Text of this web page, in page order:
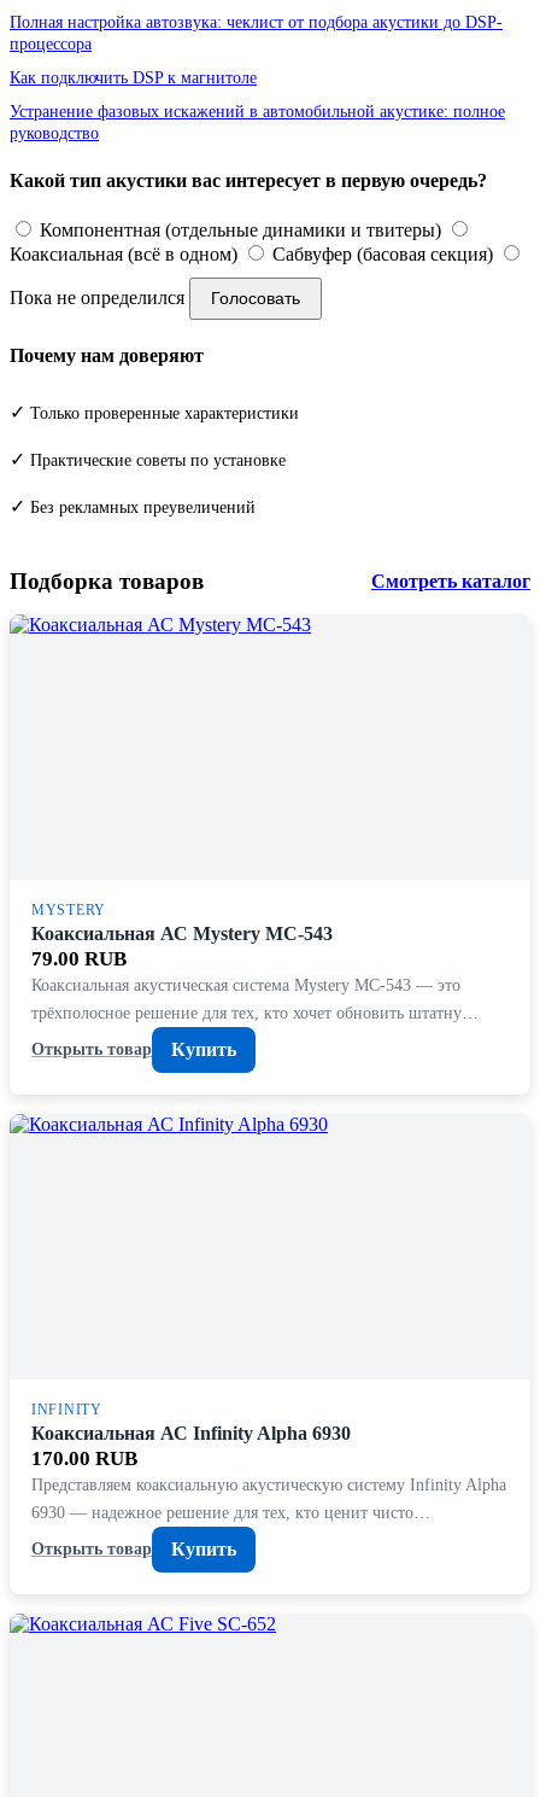
Полная настройка автозвука: чеклист от подбора акустики до DSP-
процессора
Как подключить DSP к магнитоле
Устранение фазовых искажений в автомобильной акустике: полное
руководство
Какой тип акустики вас интересует в первую очередь?
Компонентная (отдельные динамики и твитеры)
Коаксиальная (всё в одном)
Сабвуфер (басовая секция)
Пока не определился Голосовать
Почему нам доверяют
✓ Только проверенные характеристики
✓ Практические советы по установке
✓ Без рекламных преувеличений
Подборка товаров Смотреть каталог
MYSTERY
Коаксиальная АС Mystery MC-543
79.00 RUB
Коаксиальная акустическая система Mystery MC-543 — это
трёхполосное решение для тех, кто хочет обновить штатну…
Открыть товар
Купить
INFINITY
Коаксиальная АС Infinity Alpha 6930
170.00 RUB
Представляем коаксиальную акустическую систему Infinity Alpha
6930 — надежное решение для тех, кто ценит чисто…
Открыть товар
Купить